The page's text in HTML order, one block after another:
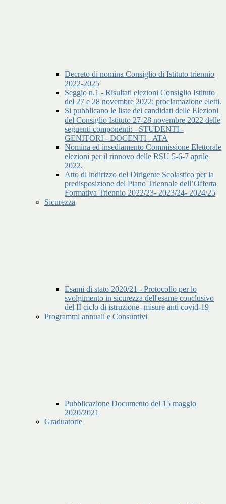
Decreto di nomina Consiglio di Istituto triennio
2022-2025
Seggio n.1 - Risultati elezioni Consiglio Istituto
del 27 e 28 novembre 2022: proclamazione eletti.
Si pubblicano le liste dei candidati delle Elezioni
del Consiglio Istituto 27-28 novembre 2022 delle
seguenti componenti: - STUDENTI -
GENITORI - DOCENTI - ATA
Nomina ed insediamento Commissione Elettorale
elezioni per il rinnovo delle RSU 5-6-7 aprile
2022.
Atto di indirizzo del Dirigente Scolastico per la
predisposizione del Piano Triennale dell’Offerta
Formativa Triennio 2022/23- 2023/24- 2024/25
Sicurezza
Esami di stato 2020/21 - Protocollo per lo
svolgimento in sicurezza dell'esame conclusivo
del II ciclo di istruzione- misure anti covid-19
Programmi annuali e Consuntivi
Pubblicazione Documento del 15 maggio
2020/2021
Graduatorie